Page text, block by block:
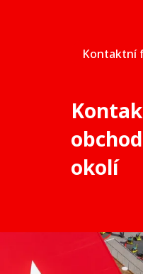
Kontaktní
okolí